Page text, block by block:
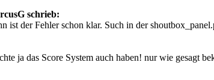
schrieb:
ist der Fehler schon klar. Such in der
ja das Score System auch haben! nur wie gesagt